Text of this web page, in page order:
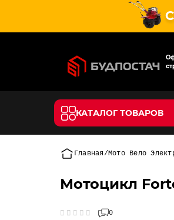
КАТАЛОГ ТОВАРОВ
Главная Мото Вело
Мотоцикл
0